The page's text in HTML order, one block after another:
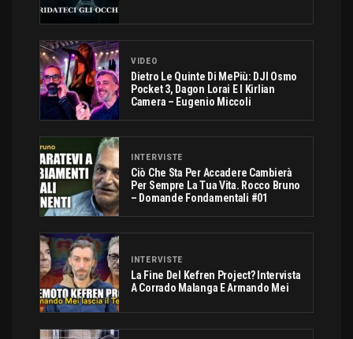
VIDEO
Dietro Le Quinte Di MePiù: DJI Osmo
Pocket 3, Dagon Lorai E I Kirlian
Camera – Eugenio Miccoli
INTERVISTE
Ciò Che Sta Per Accadere Cambierà
Per Sempre La Tua Vita. Rocco Bruno
– Domande Fondamentali #01
INTERVISTE
La Fine Del Kefren Project? Intervista
A Corrado Malanga E Armando Mei